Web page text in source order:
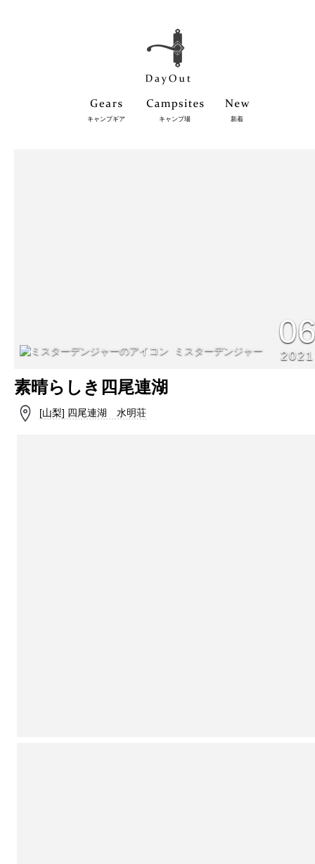
キャンプギア キャンプ場 新着
ミスターデンジャー 2021
素晴らしき四尾連湖
[山梨] 四尾連湖 水明荘